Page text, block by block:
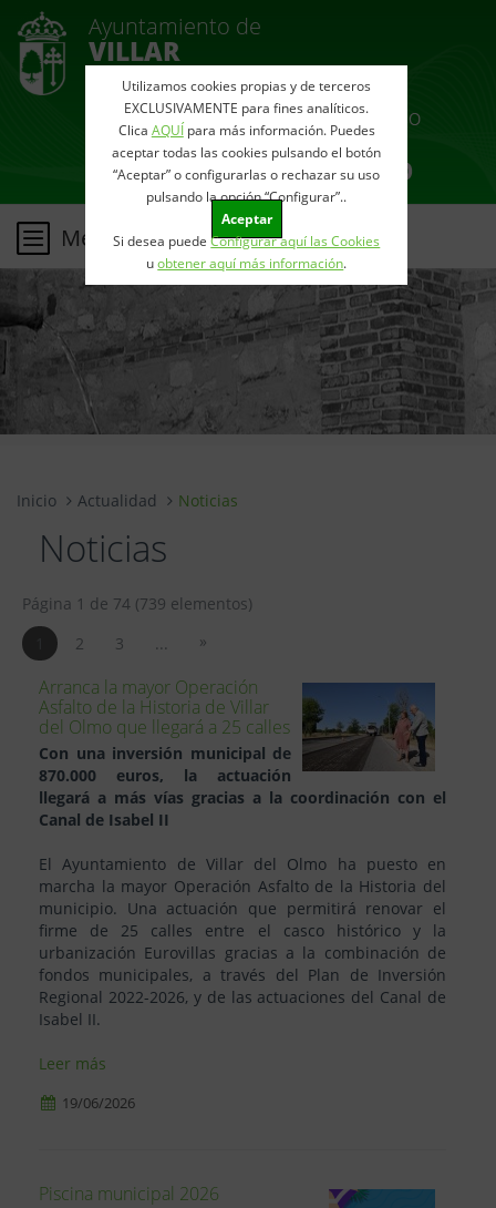
Utilizamos cookies propias y de terceros
EXCLUSIVAMENTE para fines analíticos.
Clica AQUÍpara más información. Puedes
aceptar todas las cookies pulsando el botón
“Aceptar” o configurarlas o rechazar su uso
pulsando la opción “Configurar”..
Aceptar
Si desea puedeConfigurar aquí las Cookies
uobtener aquí más información.
Ayuntamiento de
VILLAR
DEL OLMO
Menu
Inicio Actualidad Noticias
Noticias
Página 1 de 74 (739 elementos)
2 3 ... »
Arranca la mayor Operación
Asfalto de la Historia de Villar
del Olmo que llegará a 25 calles
Con una inversión municipal de
870.000 euros, la actuación
llegará a más vías gracias a la coordinación con el
Canal de Isabel II
El Ayuntamiento de Villar del Olmo ha puesto en
marcha la mayor Operación Asfalto de la Historia del
municipio. Una actuación que permitirá renovar el
firme de 25 calles entre el casco histórico y la
urbanización Eurovillas gracias a la combinación de
fondos municipales, a través del Plan de Inversión
Regional 2022-2026, y de las actuaciones del Canal de
Isabel II.
Leer más
19/06/2026
Piscina municipal 2026